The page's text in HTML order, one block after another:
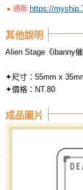
通販 https://
其他說明
Alien Stage《ibanny催
✦尺寸：55mm x
✦價格：NT.80
成品圖片